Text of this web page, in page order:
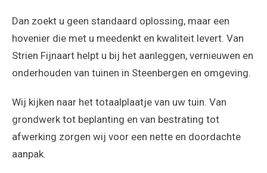
Dan zoekt u geen standaard oplossing, maar een
hovenier die met u meedenkt en kwaliteit levert. Van
Strien Fijnaart helpt u bij het aanleggen, vernieuwen en
onderhouden van tuinen in Steenbergen en omgeving.
Wij kijken naar het totaalplaatje van uw tuin. Van
grondwerk tot beplanting en van bestrating tot
afwerking zorgen wij voor een nette en doordachte
aanpak.